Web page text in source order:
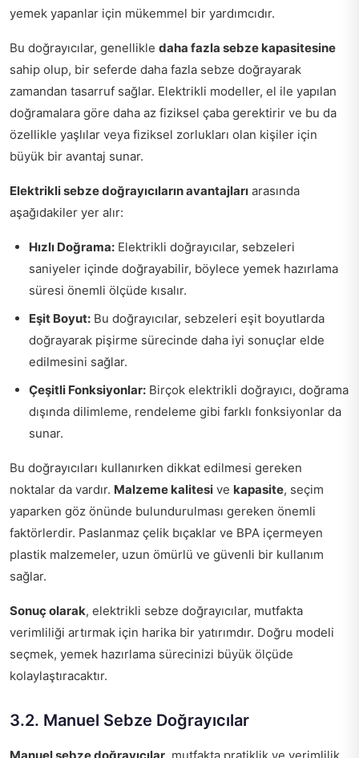
yemek yapanlar için mükemmel bir yardımcıdır.
Bu doğrayıcılar, genellikle daha fazla sebze kapasitesine
sahip olup, bir seferde daha fazla sebze doğrayarak
zamandan tasarruf sağlar. Elektrikli modeller, el ile yapılan
doğramalara göre daha az fiziksel çaba gerektirir ve bu da
özellikle yaşlılar veya fiziksel zorlukları olan kişiler için
büyük bir avantaj sunar.
Elektrikli sebze doğrayıcıların avantajları arasında
aşağıdakiler yer alır:
Hızlı Doğrama: Elektrikli doğrayıcılar, sebzeleri
saniyeler içinde doğrayabilir, böylece yemek hazırlama
süresi önemli ölçüde kısalır.
Eşit Boyut: Bu doğrayıcılar, sebzeleri eşit boyutlarda
doğrayarak pişirme sürecinde daha iyi sonuçlar elde
edilmesini sağlar.
Çeşitli Fonksiyonlar: Birçok elektrikli doğrayıcı, doğrama
dışında dilimleme, rendeleme gibi farklı fonksiyonlar da
sunar.
Bu doğrayıcıları kullanırken dikkat edilmesi gereken
noktalar da vardır. Malzeme kalitesi ve kapasite, seçim
yaparken göz önünde bulundurulması gereken önemli
faktörlerdir. Paslanmaz çelik bıçaklar ve BPA içermeyen
plastik malzemeler, uzun ömürlü ve güvenli bir kullanım
sağlar.
Sonuç olarak, elektrikli sebze doğrayıcılar, mutfakta
verimliliği artırmak için harika bir yatırımdır. Doğru modeli
seçmek, yemek hazırlama sürecinizi büyük ölçüde
kolaylaştıracaktır.
3.2. Manuel Sebze Doğrayıcılar